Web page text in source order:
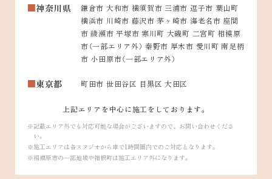
神奈川県
鎌倉市 大和市 横須賀市 三浦市 逗子市 葉山町
横浜市 川崎市 藤沢市 茅ヶ崎市 海老名市 座間
市 綾瀬市 平塚市 寒川町 大磯町 二宮町 相模原
市（一部エリア外） 秦野市 厚木市 愛川町 南足柄
市 小田原市（一部エリア外）
東京都 町田市 世田谷区 目黒区 大田区
上記エリアを中心に施工をしております。
記載エリア外でも対応可能な場合がございますので、お問い合わせくださ
い。
施工エリアは各スタジオから車で1時間圏内でのご対応となります。
相模原市の一部地域や箱根町は施工エリア外になります。